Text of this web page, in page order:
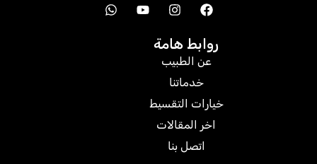
روابط هامة
عن الطبيب
خدماتنا
خيارات التقسيط
اخر المقالات
اتصل بنا